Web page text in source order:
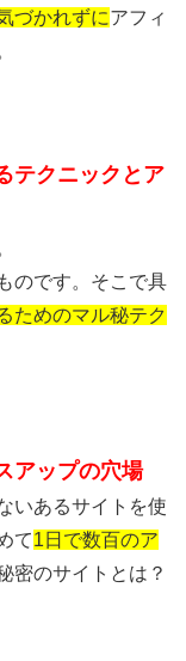
づかれずにアフィ
テクニックとア
のです。そこで具
ためのマル秘テク
アップの穴場
いあるサイトを使
て1日で数百のア
密のサイトとは？